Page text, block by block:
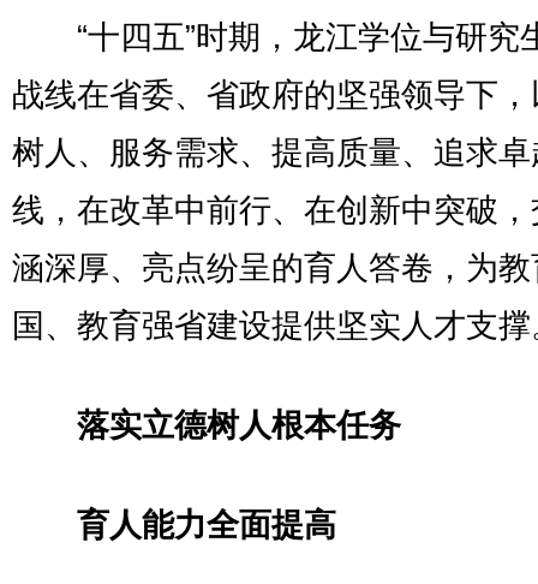
“十四五”时期，龙江学位与研究
战线在省委、省政府的坚强领导下
树人、服务需求、提高质量、追求
线，在改革中前行、在创新中突破
涵深厚、亮点纷呈的育人答卷，为
国、教育强省建设提供坚实人才支撑
落实立德树人根本任务
育人能力全面提高